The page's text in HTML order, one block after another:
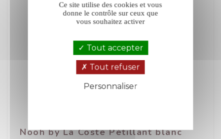
Nooh by La Coste Pétillant blanc
Ce site utilise des cookies et vous
donne le contrôle sur ceux que
vous souhaitez activer
Tout accepter
Tout refuser
Personnaliser